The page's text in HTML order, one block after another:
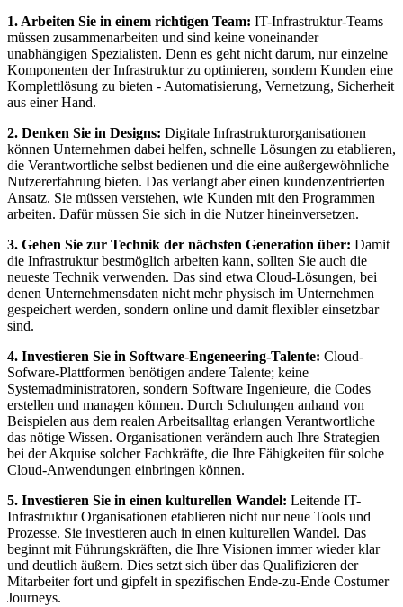
1. Arbeiten Sie in einem richtigen Team: IT-Infrastruktur-Teams
müssen zusammenarbeiten und sind keine voneinander
unabhängigen Spezialisten. Denn es geht nicht darum, nur einzelne
Komponenten der Infrastruktur zu optimieren, sondern Kunden eine
Komplettlösung zu bieten - Automatisierung, Vernetzung, Sicherheit
aus einer Hand.
2. Denken Sie in Designs: Digitale Infrastrukturorganisationen
können Unternehmen dabei helfen, schnelle Lösungen zu etablieren,
die Verantwortliche selbst bedienen und die eine außergewöhnliche
Nutzererfahrung bieten. Das verlangt aber einen kundenzentrierten
Ansatz. Sie müssen verstehen, wie Kunden mit den Programmen
arbeiten. Dafür müssen Sie sich in die Nutzer hineinversetzen.
3. Gehen Sie zur Technik der nächsten Generation über: Damit
die Infrastruktur bestmöglich arbeiten kann, sollten Sie auch die
neueste Technik verwenden. Das sind etwa Cloud-Lösungen, bei
denen Unternehmensdaten nicht mehr physisch im Unternehmen
gespeichert werden, sondern online und damit flexibler einsetzbar
sind.
4. Investieren Sie in Software-Engeneering-Talente: Cloud-
Sofware-Plattformen benötigen andere Talente; keine
Systemadministratoren, sondern Software Ingenieure, die Codes
erstellen und managen können. Durch Schulungen anhand von
Beispielen aus dem realen Arbeitsalltag erlangen Verantwortliche
das nötige Wissen. Organisationen verändern auch Ihre Strategien
bei der Akquise solcher Fachkräfte, die Ihre Fähigkeiten für solche
Cloud-Anwendungen einbringen können.
5. Investieren Sie in einen kulturellen Wandel: Leitende IT-
Infrastruktur Organisationen etablieren nicht nur neue Tools und
Prozesse. Sie investieren auch in einen kulturellen Wandel. Das
beginnt mit Führungskräften, die Ihre Visionen immer wieder klar
und deutlich äußern. Dies setzt sich über das Qualifizieren der
Mitarbeiter fort und gipfelt in spezifischen Ende-zu-Ende Costumer
Journeys.